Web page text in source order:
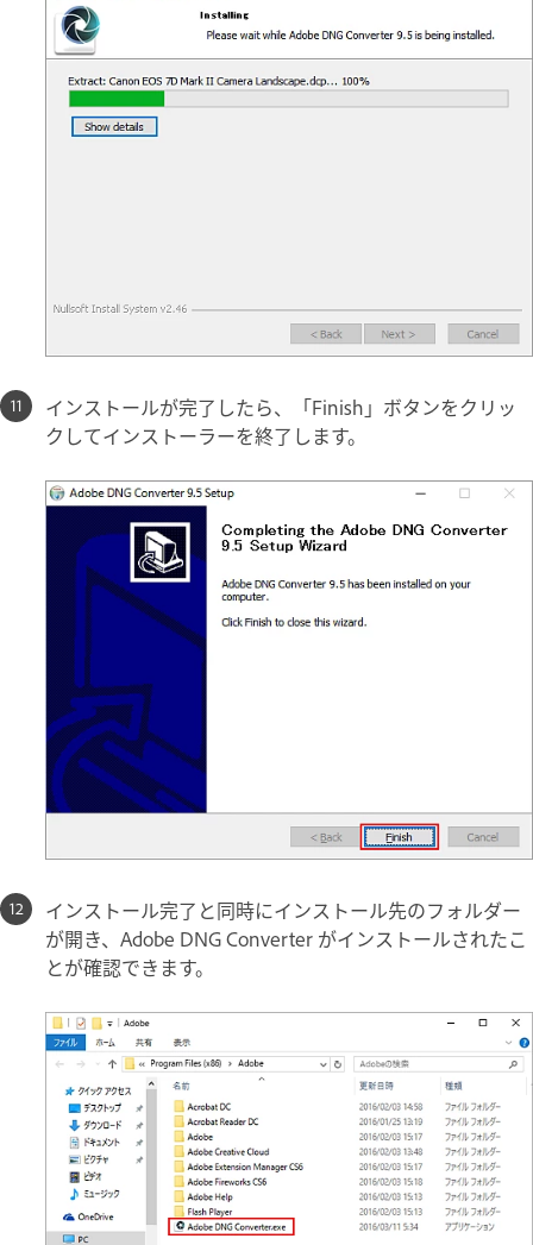
インストールが完了したら、「Finish」ボタンをクリッ
クしてインストーラーを終了します。
インストール完了と同時にインストール先のフォルダー
が開き、Adobe DNG Converter がインストールされたこ
とが確認できます。